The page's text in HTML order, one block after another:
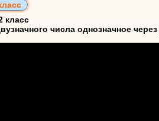
класс
числа однозначное